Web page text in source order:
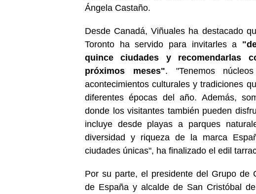
Ángela Castaño.
Desde Canadá, Viñuales ha destacado
Toronto ha servido para invitarles a
quince ciudades y recomendarlas
próximos meses". "Tenemos
acontecimientos culturales y tradiciones
diferentes épocas del año. Además,
donde los visitantes también pueden
incluye desde playas a parques
diversidad y riqueza de la marca
ciudades únicas", ha finalizado el edil
Por su parte, el presidente del Grupo de
de España y alcalde de San Cristóbal